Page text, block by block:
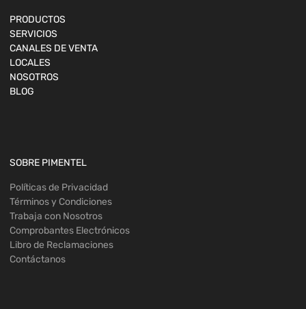
PRODUCTOS
SERVICIOS
CANALES DE VENTA
LOCALES
NOSOTROS
BLOG
SOBRE PIMENTEL
Políticas de Privacidad
Términos y Condiciones
Trabaja con Nosotros
Comprobantes Electrónicos
Libro de Reclamaciones
Contáctanos